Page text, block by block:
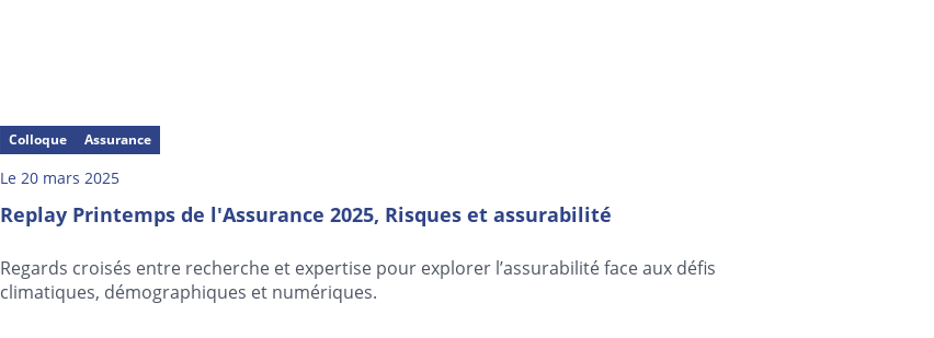
Colloque Assurance
Le 20 mars 2025
Replay Printemps de l'Assurance 2025, Risques et assurabilité
Regards croisés entre recherche et expertise pour explorer l’assurabilité face aux défis
climatiques, démographiques et numériques.